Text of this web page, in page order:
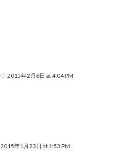
2015年2月6日 at 4:04 PM
2015年1月23日 at 1:53 PM